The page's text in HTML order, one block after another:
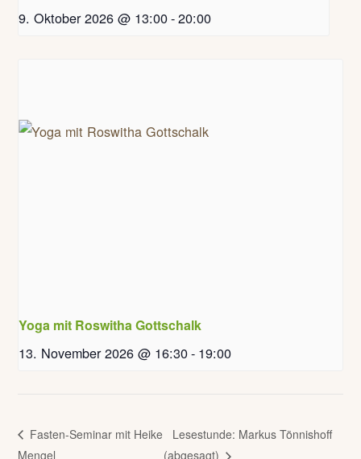
9. Oktober 2026 @ 13:00-20:00
Yoga mit Roswitha Gottschalk
13. November 2026 @ 16:30- 19:00
Fasten-Seminar mit Heike
Mengel
Lesestunde: Markus Tönnishoff
(abgesagt)